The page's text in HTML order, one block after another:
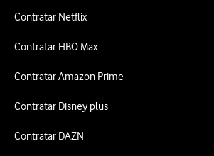
Contratar Netflix
Contratar HBO Max
Contratar Amazon Prime
Contratar Disney plus
Contratar DAZN